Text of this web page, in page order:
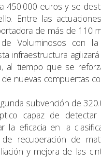
450.000 euros y se
Entre las
de más de 110
Voluminosos con la
infraestructura
al tiempo que se
nuevas compuertas
subvención de
capaz de detectar
la eficacia en la
recuperación de
y mejora de las